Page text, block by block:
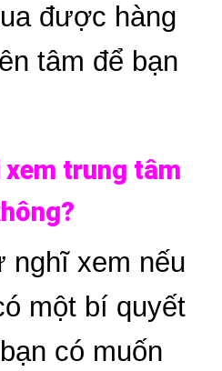
được hàng
tâm để bạn
trung tâm
nghĩ xem nếu
một bí quyết
có muốn